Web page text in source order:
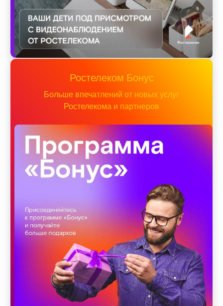
Ростелеком Бонус
Больше впечатлений от новых услуг
Ростелекома и партнеров